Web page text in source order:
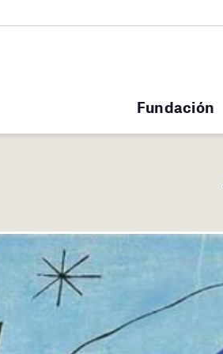
Fundación